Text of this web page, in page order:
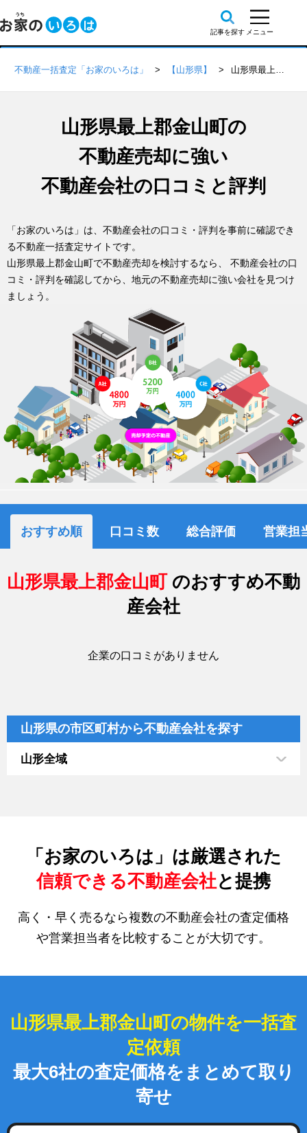
不動産一括査定「お家のいろは」 【山形県】 山形県最上郡金山町の不動産会社 口コミ・評判一覧
山形県最上郡金山町の
不動産売却に強い
不動産会社の口コミと評判
「お家のいろは」は、不動産会社の口コミ・評判を事前に確認でき
る不動産一括査定サイトです。
山形県最上郡金山町で不動産売却を検討するなら、 不動産会社の口
コミ・評判を確認してから、地元の不動産売却に強い会社を見つけ
ましょう。
おすすめ順 口コミ数 総合評価 営業担
山形県最上郡金山町 のおすすめ不動
産会社
企業の口コミがありません
山形県の市区町村から不動産会社を探す
山形全域
「お家のいろは」は厳選された
信頼できる不動産会社と提携
高く・早く売るなら複数の不動産会社の査定価格
や営業担当者を比較することが大切です。
山形県最上郡金山町の物件を一括査
定依頼
最大6社の査定価格をまとめて取り
寄せ